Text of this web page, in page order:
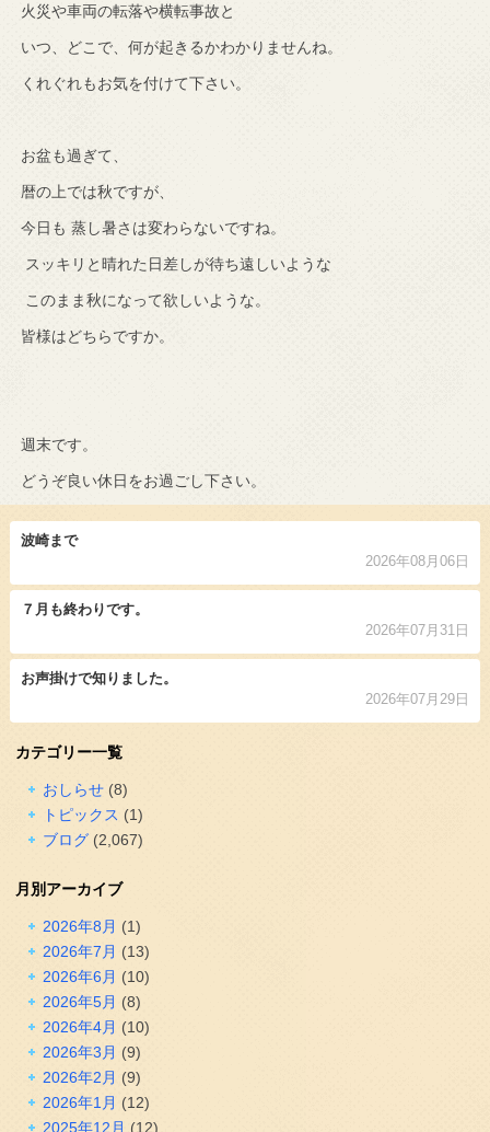
火災や車両の転落や横転事故と
いつ、どこで、何が起きるかわかりませんね。
くれぐれもお気を付けて下さい。
お盆も過ぎて、
暦の上では秋ですが、
今日も 蒸し暑さは変わらないですね。
スッキリと晴れた日差しが待ち遠しいような
このまま秋になって欲しいような。
皆様はどちらですか。
週末です。
どうぞ良い休日をお過ごし下さい。
波崎まで
2026年08月06日
７月も終わりです。
2026年07月31日
お声掛けで知りました。
2026年07月29日
カテゴリー一覧
おしらせ(8)
トピックス (1)
ブログ(2,067)
月別アーカイブ
2026年8月 (1)
2026年7月 (13)
2026年6月 (10)
2026年5月 (8)
2026年4月 (10)
2026年3月 (9)
2026年2月 (9)
2026年1月 (12)
2025年12月 (12)